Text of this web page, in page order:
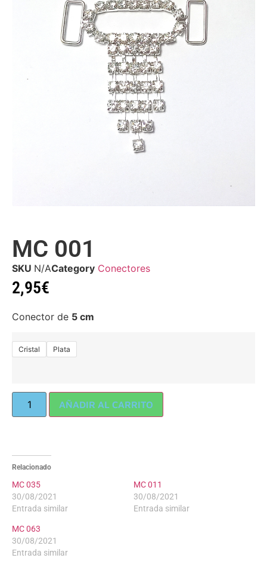
MC 001
SKU N/ACategory Conectores
2,95€
Conector de 5 cm
Cristal Plata
AÑADIR AL CARRITO
Relacionado
MC 035
30/08/2021
Entrada similar
MC 011
30/08/2021
Entrada similar
MC 063
30/08/2021
Entrada similar